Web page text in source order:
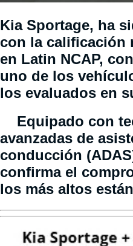
Kia Sportage, ha
con la calificación
en Latin NCAP,
uno de los
los evaluados en
Equipado con
avanzadas de
conducción
confirma el
los más altos